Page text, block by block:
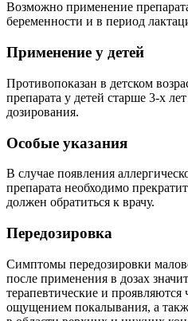
Возможно применение
беременности и в период
Применение у детей
Противопоказан в детском
препарата у детей старше 3-х
дозирования.
Особые указания
В случае появления
препарата необходимо
должен обратиться к врачу.
Передозировка
Симптомы передозировки
после применения в дозах
терапевтические и
ощущением покалывания, а